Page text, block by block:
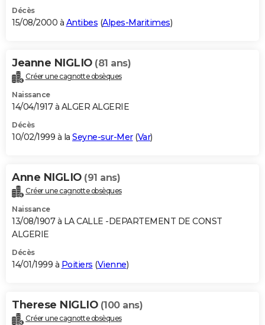
Décès
15/08/2000 à Antibes (Alpes-Maritimes)
Jeanne NIGLIO (81 ans)
Créer une cagnotte obsèques
Naissance
14/04/1917 à ALGER ALGERIE
Décès
10/02/1999 à la Seyne-sur-Mer(Var)
Anne NIGLIO (91 ans)
Créer une cagnotte obsèques
Naissance
13/08/1907 à LA CALLE -DEPARTEMENT DE CONST
ALGERIE
Décès
14/01/1999 à Poitiers (Vienne)
Therese NIGLIO (100 ans)
Créer une cagnotte obsèques